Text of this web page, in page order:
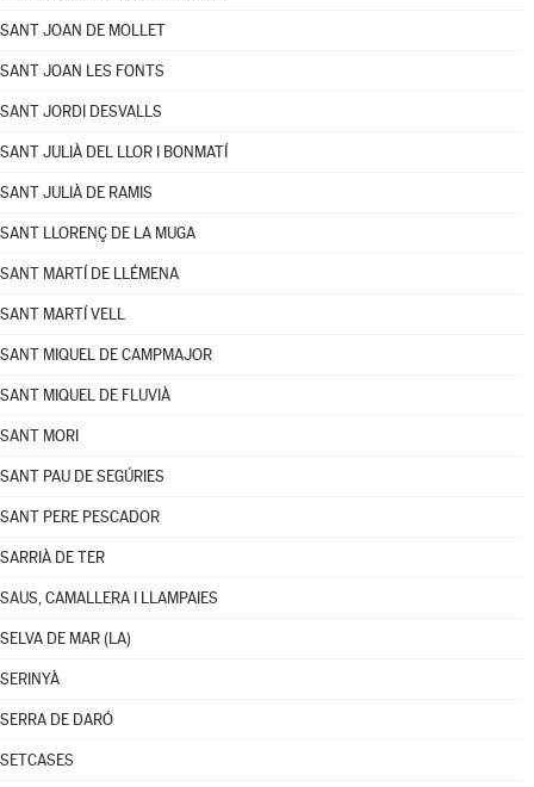
SANT JOAN DE MOLLET
SANT JOAN LES FONTS
SANT JORDI DESVALLS
SANT JULIÀ DEL LLOR I BONMATÍ
SANT JULIÀ DE RAMIS
SANT LLORENÇ DE LA MUGA
SANT MARTÍ DE LLÉMENA
SANT MARTÍ VELL
SANT MIQUEL DE CAMPMAJOR
SANT MIQUEL DE FLUVIÀ
SANT MORI
SANT PAU DE SEGÚRIES
SANT PERE PESCADOR
SARRIÀ DE TER
SAUS, CAMALLERA I LLAMPAIES
SELVA DE MAR (LA)
SERINYÀ
SERRA DE DARÓ
SETCASES